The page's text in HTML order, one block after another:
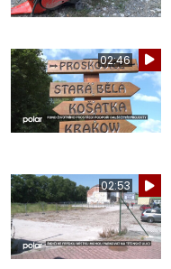
02:46
02:53